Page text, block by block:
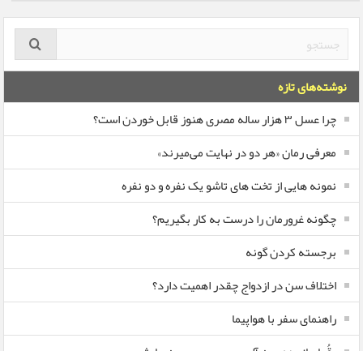
نوشته‌های تازه
چرا عسل ۳ هزار ساله‌ مصری هنوز قابل خوردن است؟
معرفی رمان «هر دو در نهایت می‌میرند»
نمونه هایی از تخت های تاشو یک نفره و دو نفره
چگونه غرورمان را درست به کار بگیریم؟
برجسته کردن گونه
اختلاف سن در ازدواج چقدر اهمیت دارد؟
راهنمای سفر با هواپیما